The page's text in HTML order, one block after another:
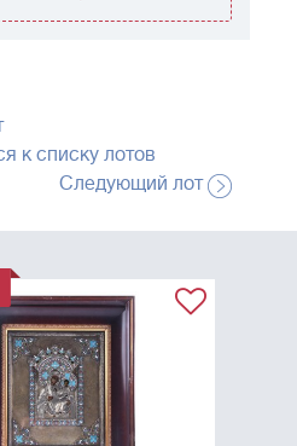
к списку лотов
Следующий лот